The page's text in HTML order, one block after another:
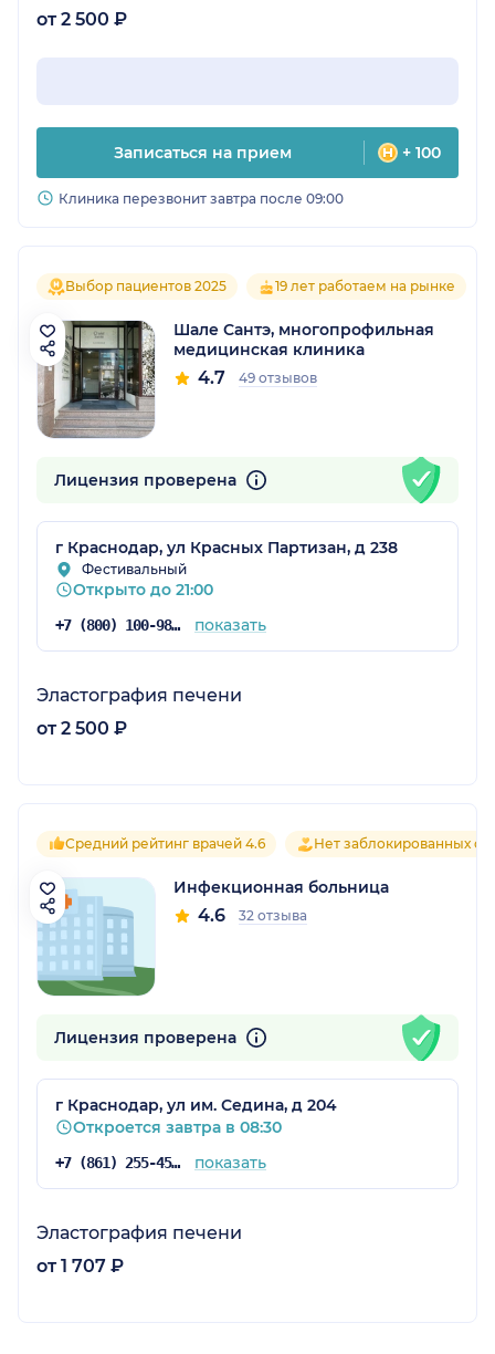
от 2 500 ₽
Записаться на прием + 100
Клиника перезвонит завтра после 09:00
Выбор пациентов 2025 19 лет работаем на рынке
Шале Сантэ, многопрофильная
медицинская клиника
4.7 49 отзывов
Лицензия проверена
г Краснодар, ул Красных Партизан, д 238
Фестивальный
Открыто до 21:00
+7 (800) 100-98-98 показать
Эластография печени
от 2 500 ₽
Средний рейтинг врачей 4.6 Нет заблокированных
Инфекционная больница
4.6 32 отзыва
Лицензия проверена
г Краснодар, ул им. Седина, д 204
Откроется завтра в 08:30
+7 (861) 255-45-69 показать
Эластография печени
от 1 707 ₽